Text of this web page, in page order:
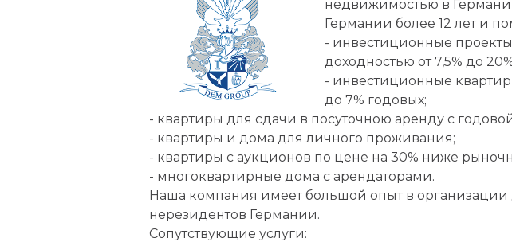
недвижимостью в
Германии более 12 лет и
- инвестиционные
доходностью от 7,5% до
- инвестиционные
до 7% годовых;
- квартиры для сдачи в посуточною аренду с
- квартиры и дома для личного проживания;
- квартиры с аукционов по цене на 30% ниже
- многоквартирные дома с арендаторами.
Наша компания имеет большой опыт в
нерезидентов Германии.
Сопутствующие услуги: